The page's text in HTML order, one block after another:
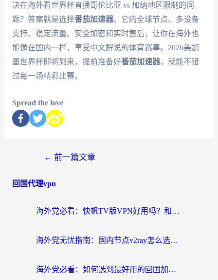
决在海外看世界杯直播哥伦比亚 vs 加纳地区限制的问
题？答案就是选择番茄加速器。它的全球节点、多设备
支持、稳定流量、安全加密和实时售后，让你在海外也
能像在国内一样，享受中文解说的体育赛事。2026美加
墨世界杯即将到来，提前准备好番茄加速器，就能不错
过每一场精彩比赛。
Spread the love
← 前一篇文章
回国代理vpn
海外党必看：快帆TV版VPN好用吗？和快游VPN对比哪个回国效果更好？附实用避坑指南
海外党无忧指南：国内节点v2ray怎么选？一键回国VPN+多场景实测帮你避坑
海外党必看：如何选到最好用的回国加速器？从节点到售后的全维度指南